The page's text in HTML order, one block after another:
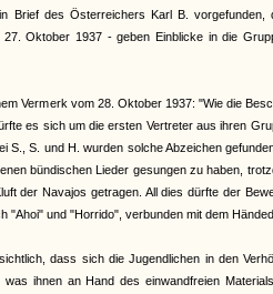
Brief des Österreichers Karl B.
Oktober 1937 - geben Einblicke in die
Vermerk vom 28. Oktober 1937: "Wie die
es sich um die ersten Vertreter aus ihren
S., S. und H. wurden solche Abzeichen
bündischen Lieder gesungen zu haben,
der Navajos getragen. All dies dürfte der
"Ahoi" und "Horrido", verbunden mit dem
dass sich die Jugendlichen in den
ihnen an Hand des einwandfreien